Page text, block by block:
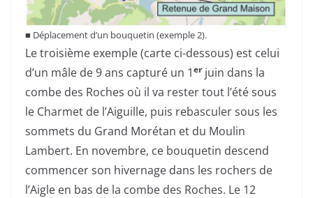
■ Déplacement d’un bouquetin (exemple 2).
Le troisième exemple (carte ci-dessous) est celui
d’un mâle de 9 ans capturé un 1erjuin dans la
combe des Roches où il va rester tout l’été sous
le Charmet de l’Aiguille, puis rebasculer sous les
sommets du Grand Morétan et du Moulin
Lambert. En novembre, ce bouquetin descend
commencer son hivernage dans les rochers de
l’Aigle en bas de la combe des Roches. Le 12